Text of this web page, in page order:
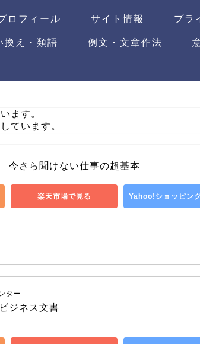
ロフィール サイト情報
プラ
換え・類語 例文・文章作法
ます。
ています。
今さら聞けない仕事の超基本
楽天市場で見る Yahoo!ショッピン
ター
ジネス文書